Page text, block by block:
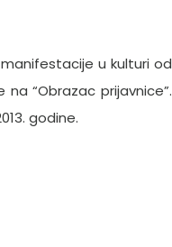
u kulturi od
“Obrazac prijavnice”.
godine.